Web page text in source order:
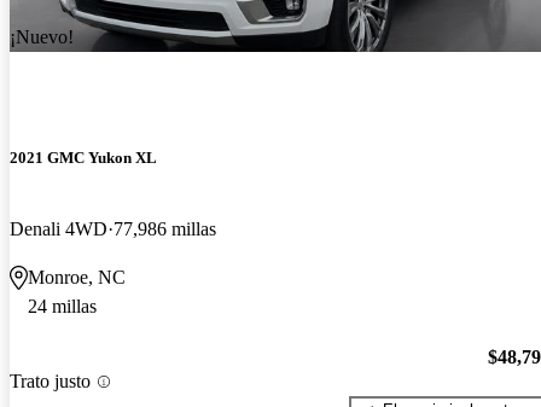
¡Nuevo!
2021 GMC Yukon XL
Denali 4WD 77,986 millas
Monroe, NC
24 millas
Trato justo